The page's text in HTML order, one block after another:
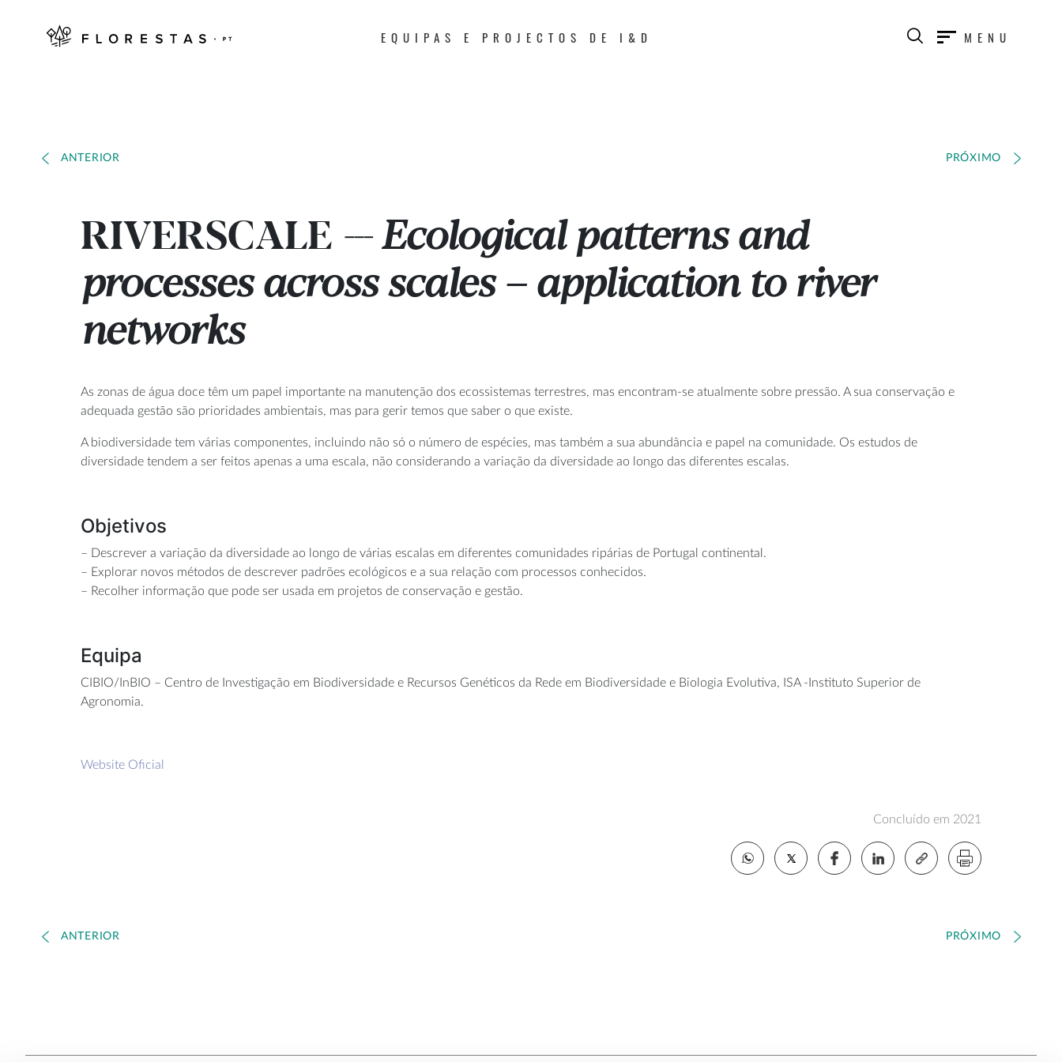
EQUIPAS E PROJECTOS DE I&D MENU
ANTERIOR PRÓXIMO
RIVERSCALE --- Ecological patterns and
processes across scales – application to river
networks
As zonas de água doce têm um papel importante na manutenção dos ecossistemas terrestres, mas encontram-se atualmente sobre pressão. A sua conservação e
adequada gestão são prioridades ambientais, mas para gerir temos que saber o que existe.
A biodiversidade tem várias componentes, incluindo não só o número de espécies, mas também a sua abundância e papel na comunidade. Os estudos de
diversidade tendem a ser feitos apenas a uma escala, não considerando a variação da diversidade ao longo das diferentes escalas.
Objetivos
– Descrever a variação da diversidade ao longo de várias escalas em diferentes comunidades ripárias de Portugal continental.
– Explorar novos métodos de descrever padrões ecológicos e a sua relação com processos conhecidos.
– Recolher informação que pode ser usada em projetos de conservação e gestão.
Equipa
CIBIO/InBIO – Centro de Investigação em Biodiversidade e Recursos Genéticos da Rede em Biodiversidade e Biologia Evolutiva, ISA -Instituto Superior de
Agronomia.
Website Oficial
Concluído em 2021
ANTERIOR PRÓXIMO